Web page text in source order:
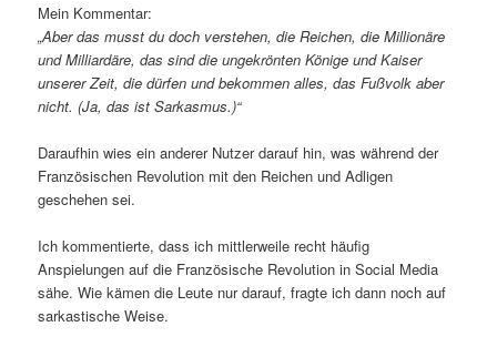
Mein Kommentar:
„Aber das musst du doch verstehen, die Reichen, die Millionäre
und Milliardäre, das sind die ungekrönten Könige und Kaiser
unserer Zeit, die dürfen und bekommen alles, das Fußvolk aber
nicht. (Ja, das ist Sarkasmus.)“
Daraufhin wies ein anderer Nutzer darauf hin, was während der
Französischen Revolution mit den Reichen und Adligen
geschehen sei.
Ich kommentierte, dass ich mittlerweile recht häufig
Anspielungen auf die Französische Revolution in Social Media
sähe. Wie kämen die Leute nur darauf, fragte ich dann noch auf
sarkastische Weise.